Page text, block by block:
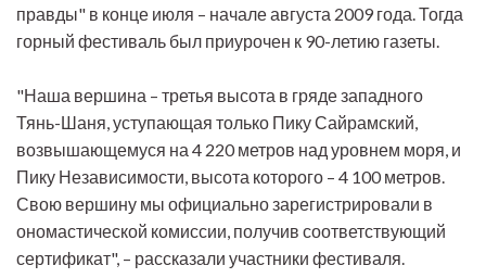
правды" в конце июля – начале августа 2009 года. Тогда
горный фестиваль был приурочен к 90-летию газеты.
"Наша вершина – третья высота в гряде западного
Тянь-Шаня, уступающая только Пику Сайрамский,
возвышающемуся на 4 220 метров над уровнем моря, и
Пику Независимости, высота которого – 4 100 метров.
Свою вершину мы официально зарегистрировали в
ономастической комиссии, получив соответствующий
сертификат", – рассказали участники фестиваля.